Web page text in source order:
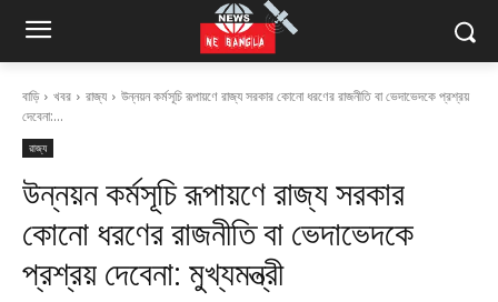
বাড়ি খবর রাজ্য
উন্নয়ন কর্মসূচি রূপায়ণে রাজ্য সরকার কোনো ধরণের রাজনীতি বা ভেদাভেদকে প্রশ্রয়
দেবেনা:...
রাজ্য
উন্নয়ন কর্মসূচি রূপায়ণে রাজ্য সরকার
কোনো ধরণের রাজনীতি বা ভেদাভেদকে
প্রশ্রয় দেবেনা: মুখ্যমন্ত্রী